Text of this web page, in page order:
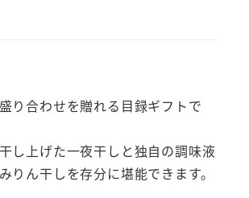
り合わせを贈れる目録ギフトで
し上げた一夜干しと独自の調味液
りん干しを存分に堪能できます。